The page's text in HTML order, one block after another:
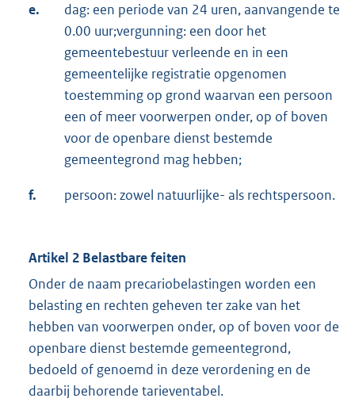
e.
dag: een periode van 24 uren, aanvangende te
0.00 uur;vergunning: een door het
gemeentebestuur verleende en in een
gemeentelijke registratie opgenomen
toestemming op grond waarvan een persoon
een of meer voorwerpen onder, op of boven
voor de openbare dienst bestemde
gemeentegrond mag hebben;
f. persoon: zowel natuurlijke- als rechtspersoon.
Artikel 2 Belastbare feiten
Onder de naam precariobelastingen worden een
belasting en rechten geheven ter zake van het
hebben van voorwerpen onder, op of boven voor de
openbare dienst bestemde gemeentegrond,
bedoeld of genoemd in deze verordening en de
daarbij behorende tarieventabel.